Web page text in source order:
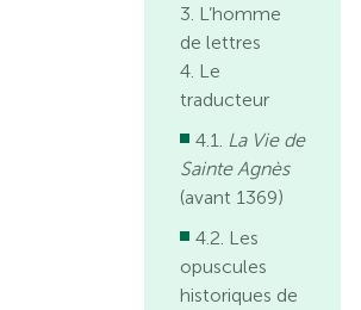
3. L’homme
de lettres
4. Le
traducteur
4.1. La Vie de
Sainte Agnès
(avant 1369)
4.2. Les
opuscules
historiques de